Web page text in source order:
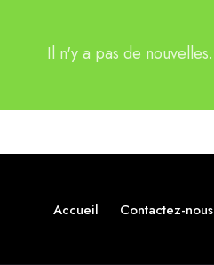
Il n'y a pas de nouvelles.
Accueil Contactez-nous